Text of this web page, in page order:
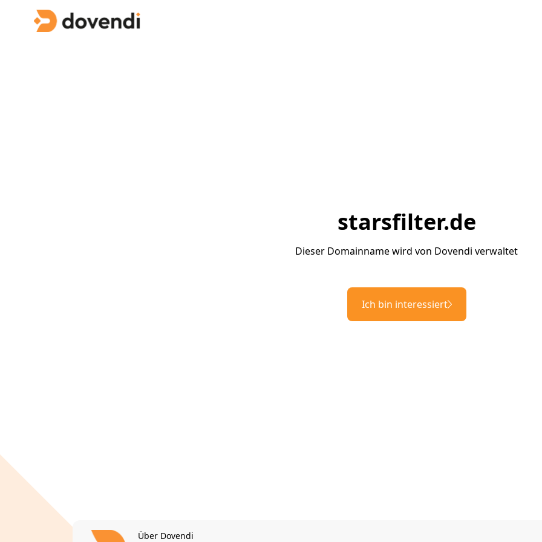
starsfilter.de
Dieser Domainname wird von Dovendi verwaltet
Ich bin interessiert
Über Dovendi